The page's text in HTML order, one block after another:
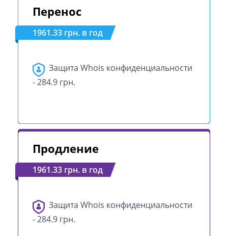
Перенос
1961.33 грн. в год
Защита Whois конфиденциальности
- 284.9 грн.
Продление
1961.33 грн. в год
Защита Whois конфиденциальности
- 284.9 грн.